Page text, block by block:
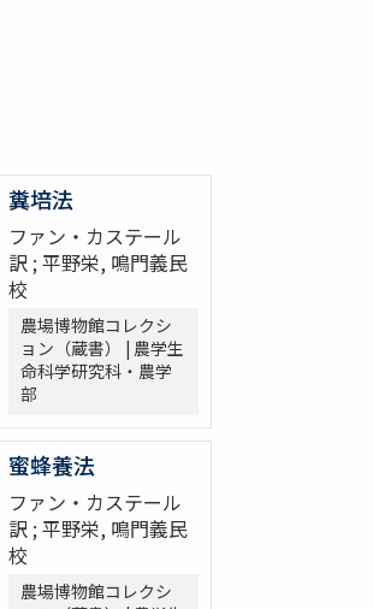
糞培法
ファン・カステール
訳 ; 平野栄, 鳴門義民
校
農場博物館コレクシ
ョン（蔵書） | 農学生
命科学研究科・農学
部
蜜蜂養法
ファン・カステール
訳 ; 平野栄, 鳴門義民
校
農場博物館コレクシ